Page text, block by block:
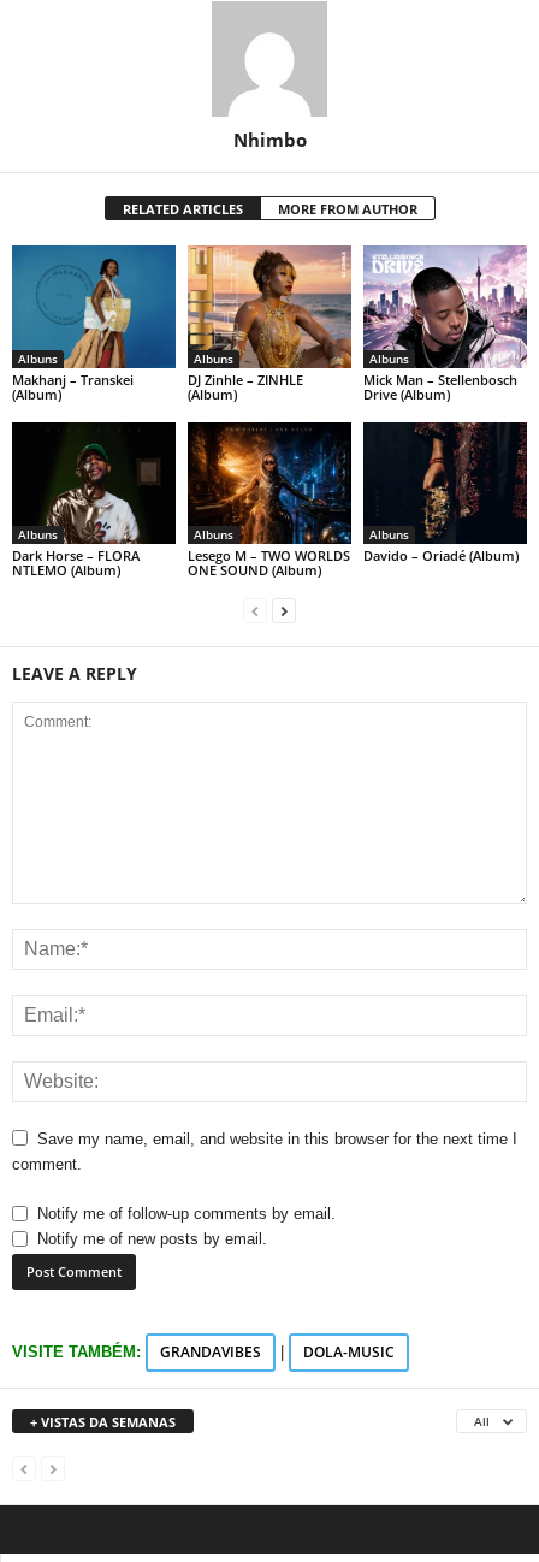
Nhimbo
RELATED ARTICLES MORE FROM AUTHOR
Albuns
Makhanj – Transkei
(Album)
Albuns
DJ Zinhle – ZINHLE
(Album)
Albuns
Mick Man – Stellenbosch
Drive (Album)
Albuns
Dark Horse – FLORA
NTLEMO (Album)
Albuns
Lesego M – TWO WORLDS
ONE SOUND (Album)
Albuns
Davido – Oriadé (Album)
LEAVE A REPLY
Save my name, email, and website in this browser for the next time I
comment.
Notify me of follow-up comments by email.
Notify me of new posts by email.
VISITE TAMBÉM: GRANDAVIBES DOLA-MUSIC
+ VISTAS DA SEMANAS All